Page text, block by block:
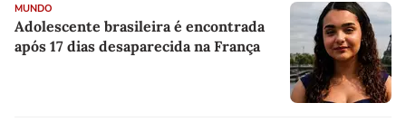
MUNDO
Adolescente brasileira é encontrada
após 17 dias desaparecida na França